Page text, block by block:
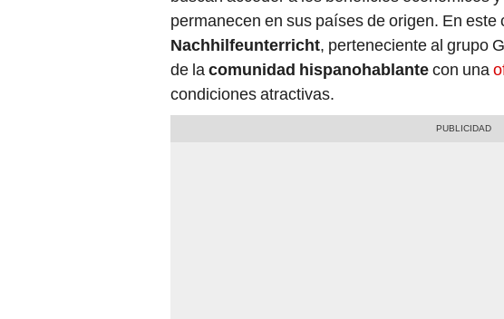
permanecen en sus países de origen. En este
Nachhilfeunterricht , perteneciente al grupo
de la comunidad hispanohablante con una
condiciones atractivas.